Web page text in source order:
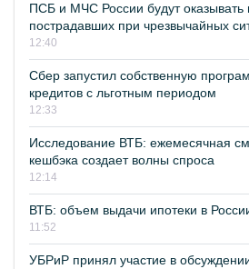
ПСБ и МЧС России будут оказывать
пострадавших при чрезвычайных
12:40
Сбер запустил собственную
кредитов с льготным периодом
12:33
Исследование ВТБ: ежемесячная
кешбэка создает волны спроса
12:14
ВТБ: объем выдачи ипотеки в
11:52
УБРиР принял участие в